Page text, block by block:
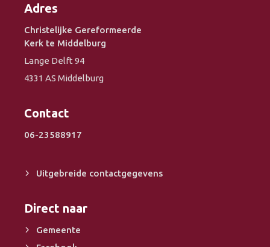
Adres
Christelijke Gereformeerde
Kerk te Middelburg
Lange Delft 94
4331 AS Middelburg
Contact
06-23588917
Uitgebreide contactgegevens
Direct naar
Gemeente